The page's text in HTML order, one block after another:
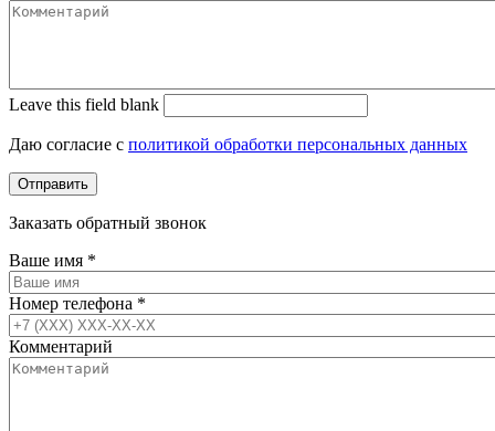
Leave this field blank
Даю согласие с политикой обработки персональных данных
Заказать обратный звонок
Ваше имя *
Номер телефона *
Комментарий